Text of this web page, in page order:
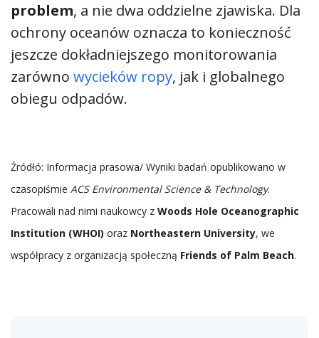
problem, a nie dwa oddzielne zjawiska. Dla
ochrony oceanów oznacza to konieczność
jeszcze dokładniejszego monitorowania
zarówno wycieków ropy, jak i globalnego
obiegu odpadów.
Źródłó: Informacja prasowa/ Wyniki badań opublikowano w
czasopiśmie ACS Environmental Science & Technology.
Pracowali nad nimi naukowcy z Woods Hole Oceanographic
Institution (WHOI) oraz Northeastern University, we
współpracy z organizacją społeczną Friends of Palm Beach.